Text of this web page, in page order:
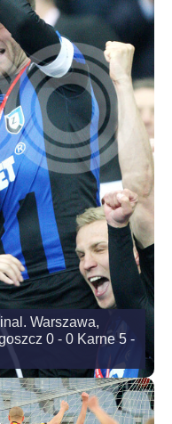
Warszawa,
0 - 0 Karne 5 -